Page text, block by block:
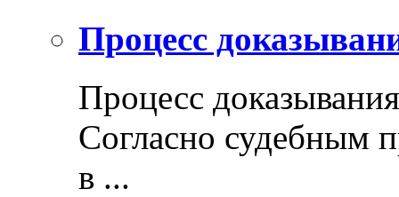
Процесс
Процесс доказывания
Согласно судебным
в ...